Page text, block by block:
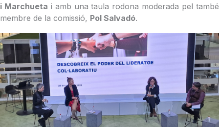
i Marchueta i amb una taula rodona moderada pel també
membre de la comissió, Pol Salvadó.